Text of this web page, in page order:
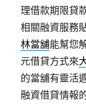
理借款期限貸
相關融資服務
林當舖能幫您
元借貸方式來
的當舖有靈活
融資借貸情報